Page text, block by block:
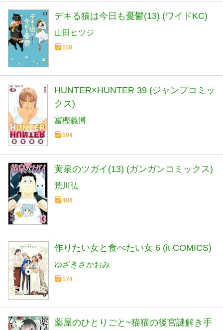
デキる猫は今日も憂鬱(13) (ワイドKC)
山田ヒツジ
118
HUNTER×HUNTER 39 (ジャンプコミッ
クス)
冨樫義博
594
黄泉のツガイ(13) (ガンガンコミックス)
荒川弘
486
作りたい女と食べたい女 6 (it COMICS)
ゆざきさかおみ
174
薬屋のひとりごと~猫猫の後宮謎解き手